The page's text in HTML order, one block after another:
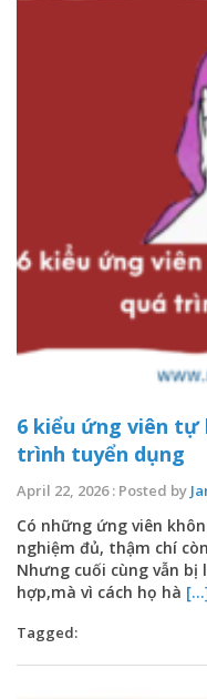
6 kiểu ứng viên tự
trình tuyển dụng
April 22, 2026 : Posted by
Có những ứng viên
nghiệm đủ, thậm chí
Nhưng cuối cùng vẫn bị
hợp,mà vì cách họ hà
Tagged: